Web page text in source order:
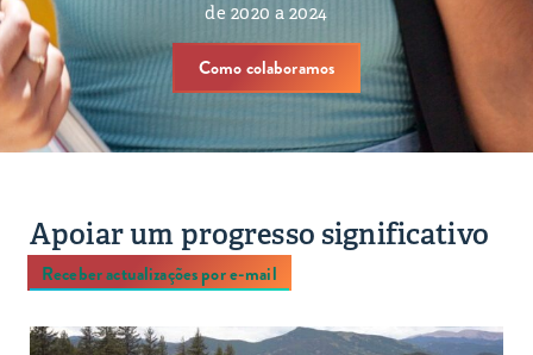
de 2020 a 2024
Como colaboramos
Apoiar um progresso significativo
Receber actualizações por e-mail